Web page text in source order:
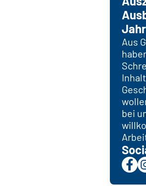
Aus
bei